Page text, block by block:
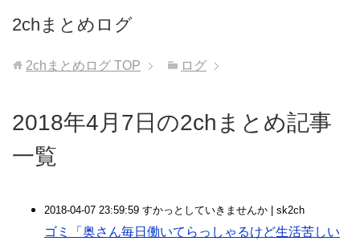
2chまとめログ
2chまとめログ TOP ログ
2018年4月7日の2chまとめ記事
一覧
2018-04-07 23:59:59 すかっとしていきませんか | sk2ch
ゴミ「奥さん毎日働いてらっしゃるけど生活苦しい